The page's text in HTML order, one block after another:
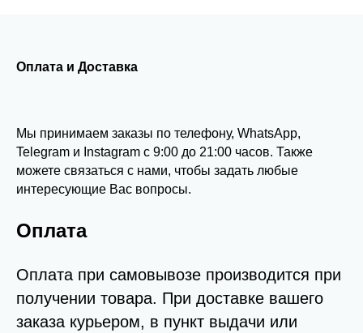
Оплата и Доставка
Мы принимаем заказы по телефону, WhatsApp,
Telegram и Instagram с 9:00 до 21:00 часов. Также
можете связаться с нами, чтобы задать любые
интересующие Вас вопросы.
Оплата
Оплата при самовывозе производится при
получении товара. При доставке вашего
заказа курьером, в пункт выдачи или